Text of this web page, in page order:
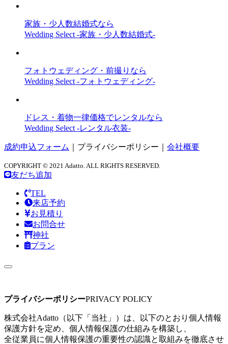
家族・少人数結婚式なら
Wedding Select -家族・少人数結婚式-
フォトウェディング・前撮りなら
Wedding Select -フォトウェディング-
ドレス・着物一律価格でレンタルなら
Wedding Select -レンタル衣装-
成約申込フォーム プライバシーポリシー 会社概要
COPYRIGHT © 2021 Adatto. ALL RIGHTS RESERVED.
友だち追加
TEL
来店予約
お見積り
お問合せ
神社
プラン
プライバシーポリシーPRIVACY POLICY
株式会社Adatto（以下「当社」）は、以下のとおり個人情報
保護方針を定め、個人情報保護の仕組みを構築し、
全従業員に個人情報保護の重要性の認識と取組みを徹底させ